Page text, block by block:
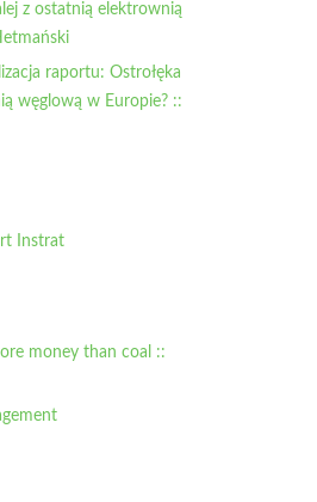
z ostatnią elektrownią
raportu: Ostrołęka
węglową w Europie? ::
Instrat
money than coal ::